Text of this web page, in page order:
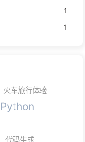
1
1
火车旅行体验
Python
代码生成